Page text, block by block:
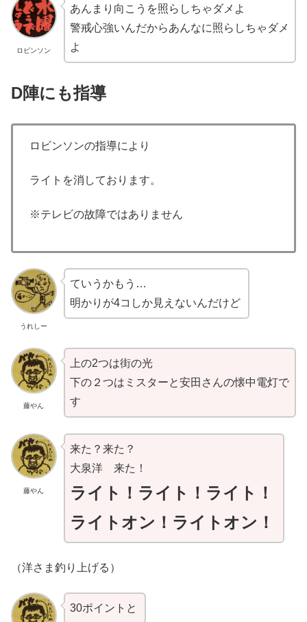
ロビンソン
あんまり向こうを照らしちゃダメよ
警戒心強いんだからあんなに照らしちゃダメ
よ
D陣にも指導
ロビンソンの指導により
ライトを消しております。
※テレビの故障ではありません
うれしー
ていうかもう…
明かりが4コしか見えないんだけど
藤やん
上の2つは街の光
下の２つはミスターと安田さんの懐中電灯で
す
藤やん
来た？来た？
大泉洋 来た！
ライト！ライト！ライト！
ライトオン！ライトオン！
（洋さま釣り上げる）
30ポイントと